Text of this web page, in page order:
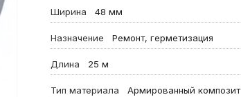
Ширина 48 мм
Назначение Ремонт, герметизация
Длина 25 м
Тип материала Армированный композит